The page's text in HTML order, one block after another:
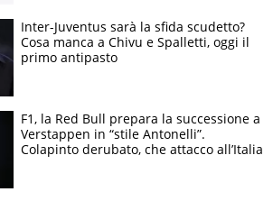
Inter-Juventus sarà la sfida scudetto?
Cosa manca a Chivu e Spalletti, oggi il
primo antipasto
F1, la Red Bull prepara la successione a
Verstappen in “stile Antonelli”.
Colapinto derubato, che attacco all’Italia